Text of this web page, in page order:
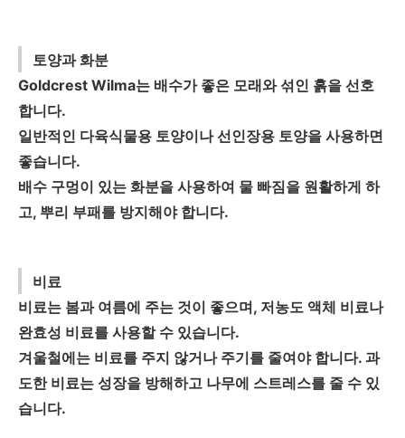
토양과 화분
Goldcrest Wilma는 배수가 좋은 모래와 섞인 흙을 선호
합니다.
일반적인 다육식물용 토양이나 선인장용 토양을 사용하면
좋습니다.
배수 구멍이 있는 화분을 사용하여 물 빠짐을 원활하게 하
고, 뿌리 부패를 방지해야 합니다.
비료
비료는 봄과 여름에 주는 것이 좋으며, 저농도 액체 비료나
완효성 비료를 사용할 수 있습니다.
겨울철에는 비료를 주지 않거나 주기를 줄여야 합니다. 과
도한 비료는 성장을 방해하고 나무에 스트레스를 줄 수 있
습니다.